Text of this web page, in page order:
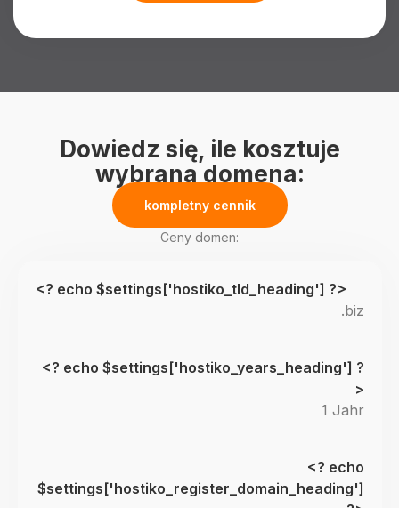
Dowiedz się, ile kosztuje
wybrana domena:
kompletny cennik
Ceny domen:
TLDs Dauer Registrierung
Transfer
.biz
1 Jahr